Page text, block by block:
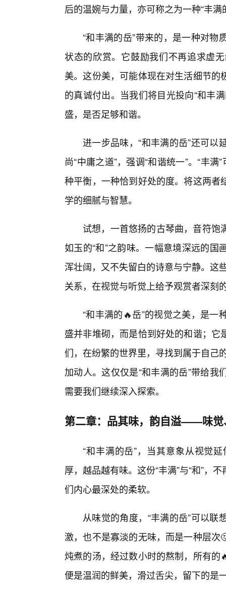
后的温婉与力量，亦可称之为一种“丰满
“和丰满的岳”带来的，是一种对
状态的欣赏。它鼓励我们不再追求虚
美。这份美，可能体现在对生活细节
的真诚付出。当我们将目光投向“和丰
盛，是否足够和谐。
进一步品味，“和丰满的岳”还可
尚“中庸之道”，强调“和谐统一”。“丰
种平衡，一种恰到好处的度。将这两
学的细腻与智慧。
试想，一首悠扬的古琴曲，音符饱
如玉的“和”之韵味。一幅意境深远的
浑壮阔，又不失留白的诗意与宁静。这
关系，在视觉与听觉上给予观赏者深刻
“和丰满的🔥岳”的视觉之美，是
盛并非堆砌，而是恰到好处的和谐；
们，在纷繁的世界里，寻找到属于自己
加动人。这仅仅是“和丰满的岳”带给
需要我们继续深入探索。
第二章：品其味，韵自溢——味觉
“和丰满的岳”，当其意象从视觉
厚，越品越有味。这份“丰满”与“和”，
们内心最深处的柔软。
从味觉的角度，“丰满的岳”可以
激，也不是寡淡的无味，而是一种层
炖煮的汤，经过数小时的熬制，所有
便是温润的鲜美，滑过舌尖，留下的是